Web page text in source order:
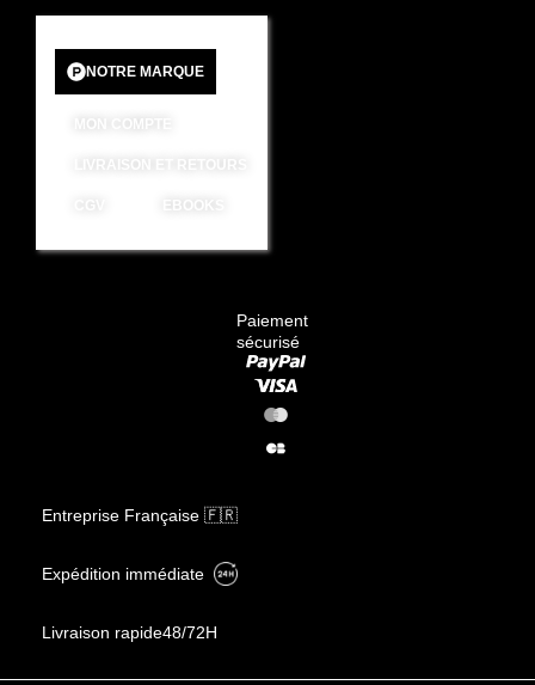
NOTRE MARQUE
MON COMPTE
EBOOKS
Paiement
sécurisé
Expédition immédiate
Livraison rapide48/72H
Entreprise Française 🇫🇷